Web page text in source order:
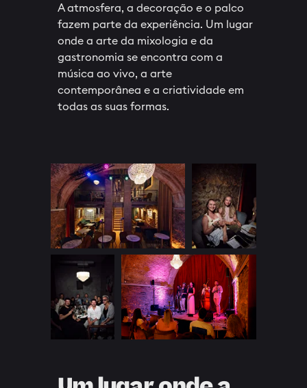
A atmosfera, a decoração e o palco
fazem parte da experiência. Um lugar
onde a arte da mixologia e da
gastronomia se encontra com a
música ao vivo, a arte
contemporânea e a criatividade em
todas as suas formas.